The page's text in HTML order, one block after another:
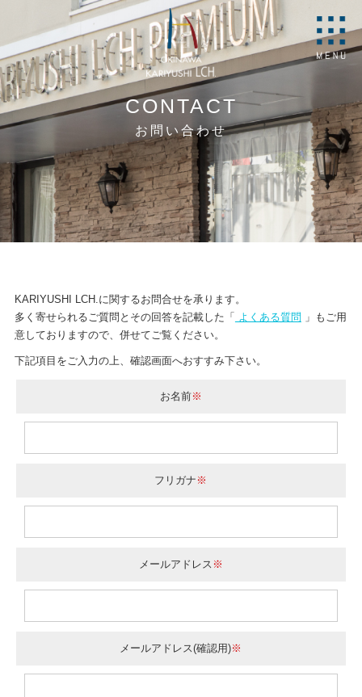
ご予約
CONTACT
お問い合わせ
KARIYUSHI LCH.に関するお問合せを承ります。
多く寄せられるご質問とその回答を記載した「 よくある質問 」もご用
意しておりますので、併せてご覧ください。
下記項目をご入力の上、確認画面へおすすみ下さい。
お名前※
フリガナ ※
メールアドレス ※
メールアドレス(確認用)※